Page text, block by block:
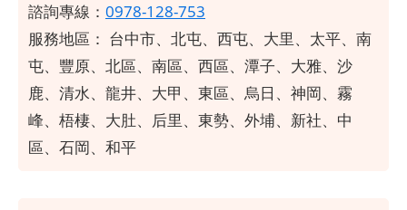
諮詢專線： 0978-128-753
服務地區： 台中市、北屯、西屯、大里、太平、南
屯、豐原、北區、南區、西區、潭子、大雅、沙
鹿、清水、龍井、大甲、東區、烏日、神岡、霧
峰、梧棲、大肚、后里、東勢、外埔、新社、中
區、石岡、和平